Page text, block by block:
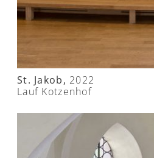
St. Jakob, 2022
Lauf Kotzenhof